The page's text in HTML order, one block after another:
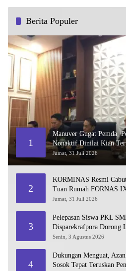
Berita Populer
1
Manuver Gugat Pemda,
Nonaktif Dinilai Kian
Jumat, 31 Juli 2026
2
KORMINAS Resmi
Tuan Rumah FORNAS
Jumat, 31 Juli 2026
3
Pelepasan Siswa PKL
Disparekrafpora Dorong
Unggul
Senin, 3 Agustus 2026
4
Dukungan Menguat,
Sosok Tepat Teruskan